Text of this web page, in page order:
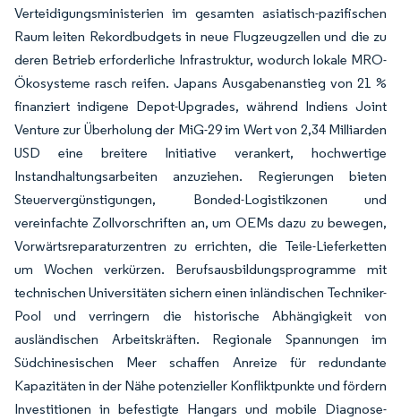
Verteidigungsministerien im gesamten asiatisch-pazifischen
Raum leiten Rekordbudgets in neue Flugzeugzellen und die zu
deren Betrieb erforderliche Infrastruktur, wodurch lokale MRO-
Ökosysteme rasch reifen. Japans Ausgabenanstieg von 21 %
finanziert indigene Depot-Upgrades, während Indiens Joint
Venture zur Überholung der MiG-29 im Wert von 2,34 Milliarden
USD eine breitere Initiative verankert, hochwertige
Instandhaltungsarbeiten anzuziehen. Regierungen bieten
Steuervergünstigungen, Bonded-Logistikzonen und
vereinfachte Zollvorschriften an, um OEMs dazu zu bewegen,
Vorwärtsreparaturzentren zu errichten, die Teile-Lieferketten
um Wochen verkürzen. Berufsausbildungsprogramme mit
technischen Universitäten sichern einen inländischen Techniker-
Pool und verringern die historische Abhängigkeit von
ausländischen Arbeitskräften. Regionale Spannungen im
Südchinesischen Meer schaffen Anreize für redundante
Kapazitäten in der Nähe potenzieller Konfliktpunkte und fördern
Investitionen in befestigte Hangars und mobile Diagnose-